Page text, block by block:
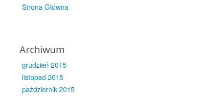
Strona Główna
Archiwum
grudzień 2015
listopad 2015
październik 2015